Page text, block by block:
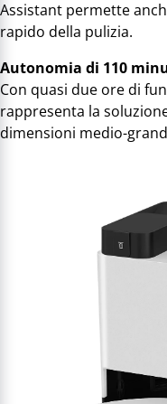
Assistant permette
rapido della pulizia.
Autonomia di 110
Con quasi due ore di
rappresenta la
dimensioni medio-